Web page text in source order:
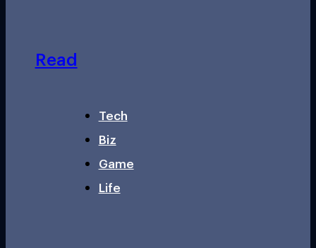
Read
Tech
Biz
Game
Life